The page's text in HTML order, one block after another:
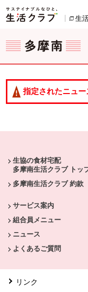
ページの先頭です。
生
ここからサイト内共通メ
サイト内共通メニューを
サイト内共通メニューこ
指定されたニュー
生協の食材宅配
多摩南生活クラブ トッ
多摩南生活クラブ 約款
サービス案内
組合員メニュー
ニュース
よくあるご質問
リンク